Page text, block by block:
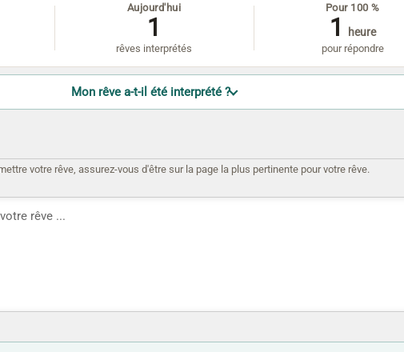
Aujourd'hui
1
rêves interprétés
Pour 100 %
1 heure
pour répondre
Mon rêve a-t-il été interprété ?
votre rêve, assurez-vous d'être sur la page la plus pertinente pour votre rêve.